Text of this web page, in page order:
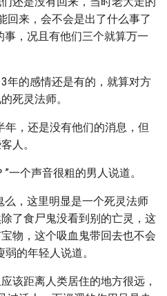
回来，会不会是出了什么事了
事，况且有他们三个就算万一
年的感情还是有的，就算对方
死灵法师。
年，还是没有他们的消息，但
人。
一个声音很粗的男人说道。
么，这里明显是一个死灵法师
了食尸鬼没看到别的亡灵，这
物，这个吸血鬼带回去也不会
的年轻人说道。
该距离人类居住的地方很远，